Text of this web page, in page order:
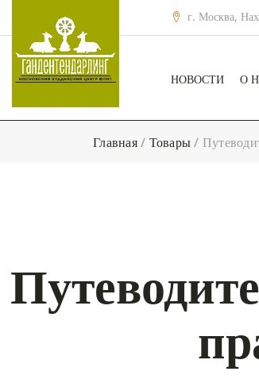
г. Москва,
НОВОСТИ О
Главная/ Товары/